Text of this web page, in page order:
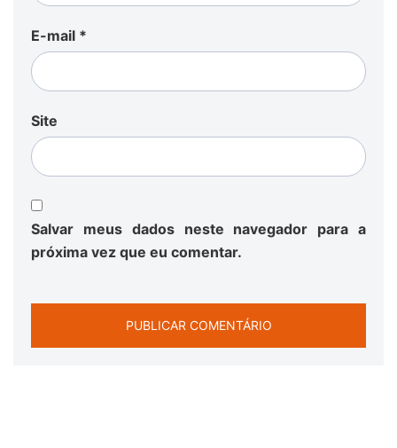
E-mail *
Site
Salvar meus dados neste navegador para a
próxima vez que eu comentar.